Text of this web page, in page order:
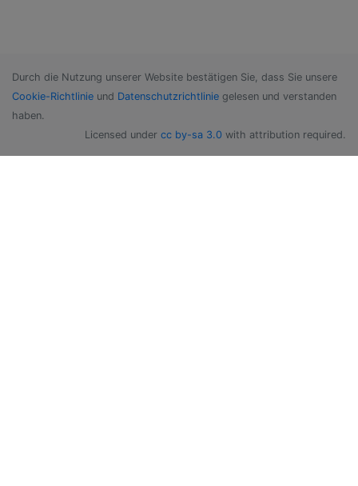
Durch die Nutzung unserer Website bestätigen Sie, dass Sie unsere
Cookie-Richtlinie und Datenschutzrichtlinie gelesen und verstanden
haben.
Licensed under cc by-sa 3.0 with attribution required.